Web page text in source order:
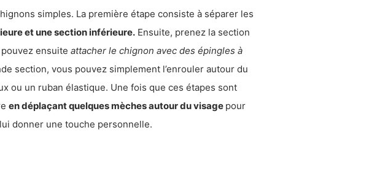
simples. La première étape consiste à séparer les
et une section inférieure. Ensuite, prenez la section
ensuite attacher le chignon avec des épingles à
section, vous pouvez simplement l’enrouler autour du
ou un ruban élastique. Une fois que ces étapes sont
en déplaçant quelques mèches autour du visage pour
donner une touche personnelle.